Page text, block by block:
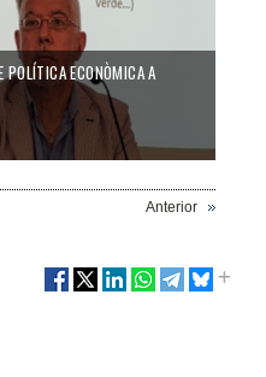
POLÍTICA ECONÒMICA A
Anterior